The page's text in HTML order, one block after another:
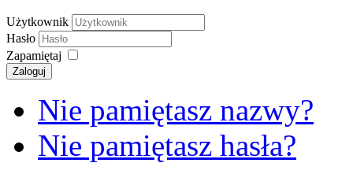
Użytkownik
Hasło
Zapamiętaj
Zaloguj
Nie pamiętasz nazwy?
Nie pamiętasz hasła?